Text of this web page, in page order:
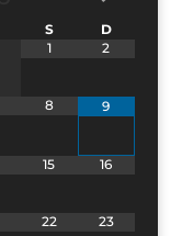
S
D
1
2
8 9
15 16
22 23